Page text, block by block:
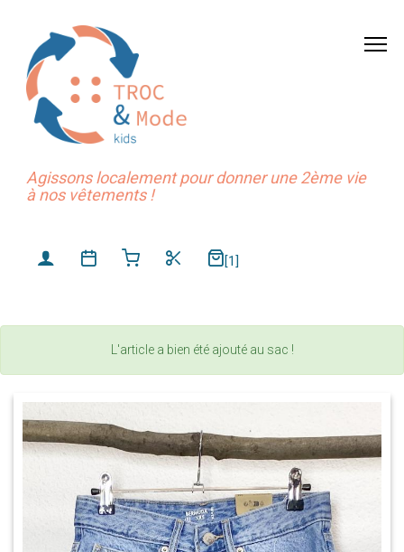
Agissons localement pour donner une 2ème vie
à nos vêtements !
[1]
L'article a bien été ajouté au sac !